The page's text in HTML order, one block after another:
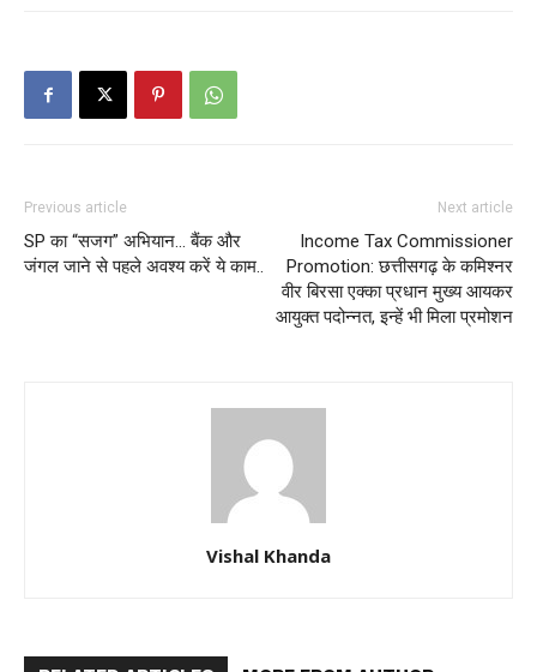
Previous article
SP का “सजग” अभियान… बैंक और
जंगल जाने से पहले अवश्य करें ये काम..
Next article
Income Tax Commissioner
Promotion: छत्तीसगढ़ के कमिश्नर
वीर बिरसा एक्का प्रधान मुख्य आयकर
आयुक्त पदोन्नत, इन्हें भी मिला प्रमोशन
Vishal Khanda